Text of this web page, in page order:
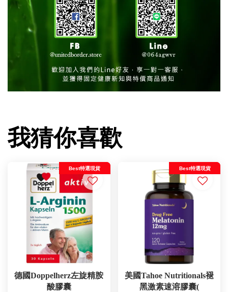
我猜你喜歡
Best特選現貨
德國Doppelherz左旋精胺
酸膠囊
Best特選現貨
美國Tahoe Nutritionals褪
黑激素速溶膠囊(